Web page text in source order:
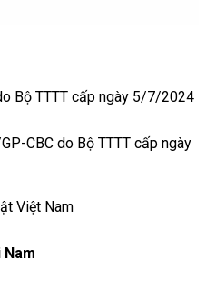
Bộ TTTT cấp ngày 5/7/2024
CBC do Bộ TTTT cấp ngày
Việt Nam
Nam